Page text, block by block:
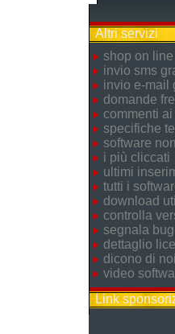
Altri servizi
shop on line
invio sms
invio e-mail
domande
commenti
specifiche
software
i più cliccati
ultimi
tutti i
download
controlla
segnala
dettaglio
dicono di noi
video
Link